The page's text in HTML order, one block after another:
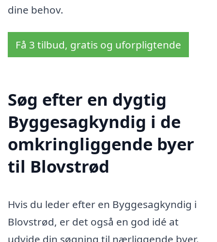
dine behov.
Få 3 tilbud, gratis og uforpligtende
Søg efter en dygtig
Byggesagkyndig i de
omkringliggende byer
til Blovstrød
Hvis du leder efter en Byggesagkyndig i
Blovstrød, er det også en god idé at
udvide din søgning til nærliggende byer.